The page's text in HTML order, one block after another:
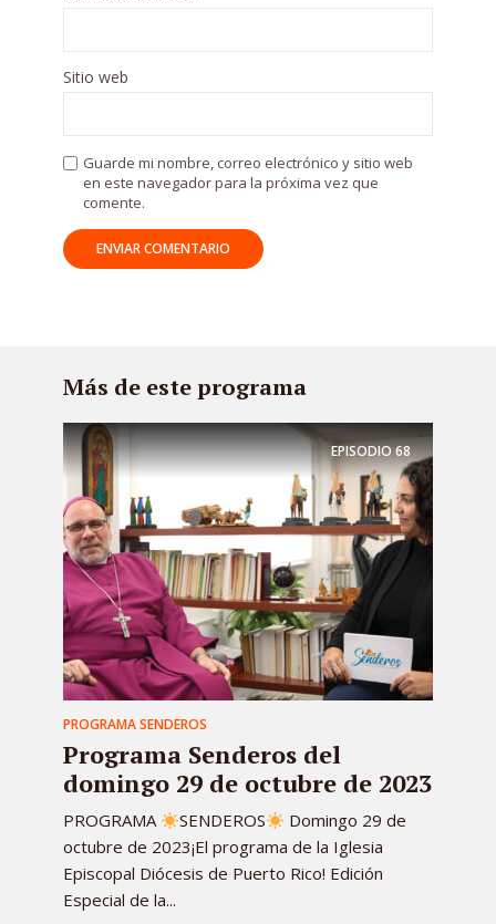
Sitio web
Guarde mi nombre, correo electrónico y sitio web
en este navegador para la próxima vez que
comente.
Más de este programa
EPISODIO68
PROGRAMA SENDEROS
Programa Senderos del
domingo 29 de octubre de 2023
PROGRAMA SENDEROS
Domingo 29 de
octubre de 2023¡El programa de la Iglesia
Episcopal Diócesis de Puerto Rico! Edición
Especial de la...